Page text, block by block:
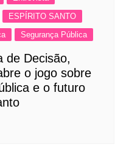
ESPÍRITO SANTO
Segurança Pública
de Decisão,
o jogo sobre
e o futuro